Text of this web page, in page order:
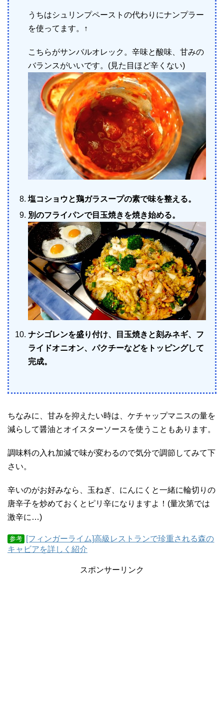
うちはシュリンプペーストの代わりにナンプラー
を使ってます。↑
こちらがサンバルオレック。辛味と酸味、甘みの
バランスがいいです。(見た目ほど辛くない)
塩コショウと鶏ガラスープの素で味を整える。
別のフライパンで目玉焼きを焼き始める。
ナシゴレンを盛り付け、目玉焼きと刻みネギ、フ
ライドオニオン、パクチーなどをトッピングして
完成。
ちなみに、甘みを抑えたい時は、ケチャップマニスの量を
減らして醤油とオイスターソースを使うこともあります。
調味料の入れ加減で味が変わるので気分で調節してみて下
さい。
辛いのがお好みなら、玉ねぎ、にんにくと一緒に輪切りの
唐辛子を炒めておくとピリ辛になりますよ！(量次第では
激辛に…)
参考
[フィンガーライム]高級レストランで珍重される森の
キャビアを詳しく紹介
スポンサーリンク